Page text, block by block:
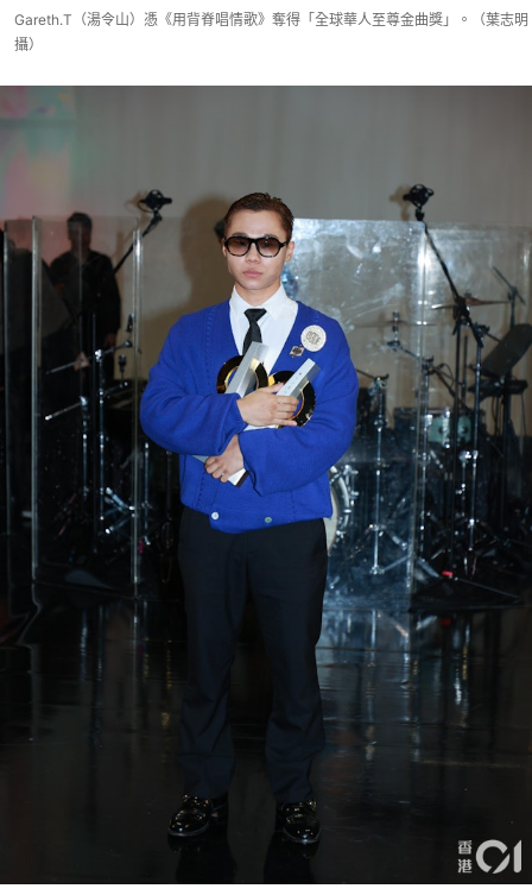
Gareth.T（湯令山）憑《用背脊唱情歌》奪得「全球華人至尊金曲獎」。（葉志明
攝）